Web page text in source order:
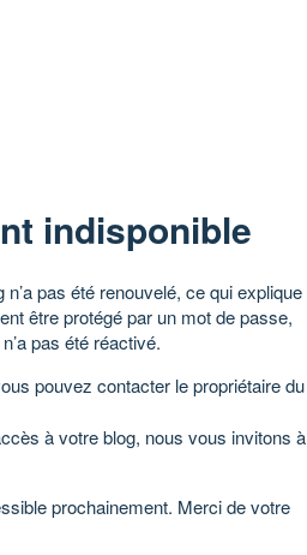
indisponible
pas été renouvelé, ce qui explique
être protégé par un mot de passe,
pas été réactivé.
pouvez contacter le propriétaire du
à votre blog, nous vous invitons à
prochainement. Merci de votre